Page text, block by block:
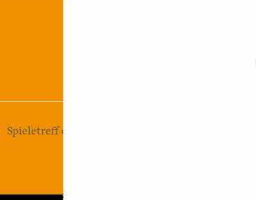
Spieletreff der Trading Card Game Pioneers